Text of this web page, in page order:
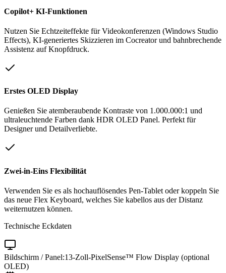
Copilot+ KI-Funktionen
Nutzen Sie Echtzeiteffekte für Videokonferenzen (Windows Studio
Effects), KI-generiertes Skizzieren im Cocreator und bahnbrechende
Assistenz auf Knopfdruck.
Erstes OLED Display
Genießen Sie atemberaubende Kontraste von 1.000.000:1 und
ultraleuchtende Farben dank HDR OLED Panel. Perfekt für
Designer und Detailverliebte.
Zwei-in-Eins Flexibilität
Verwenden Sie es als hochauflösendes Pen-Tablet oder koppeln Sie
das neue Flex Keyboard, welches Sie kabellos aus der Distanz
weiternutzen können.
Technische Eckdaten
Bildschirm / Panel:13-Zoll-PixelSense™ Flow Display (optional
OLED)